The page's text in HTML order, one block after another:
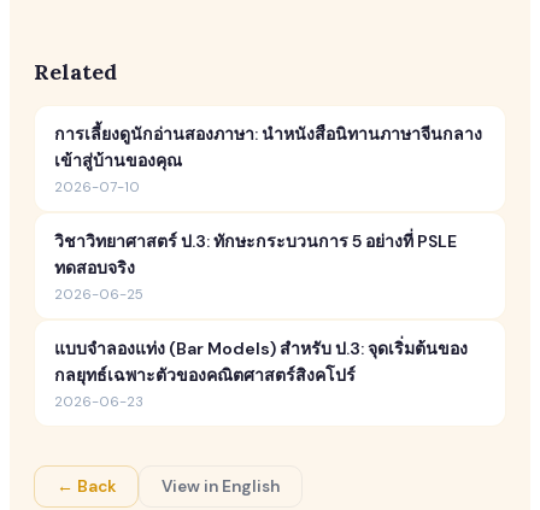
Related
การเลี้ยงดูนักอ่านสองภาษา: นำหนังสือนิทานภาษาจีนกลาง
เข้าสู่บ้านของคุณ
2026-07-10
วิชาวิทยาศาสตร์ ป.3: ทักษะกระบวนการ 5 อย่างที่ PSLE
ทดสอบจริง
2026-06-25
แบบจำลองแท่ง (Bar Models) สำหรับ ป.3: จุดเริ่มต้นของ
กลยุทธ์เฉพาะตัวของคณิตศาสตร์สิงคโปร์
2026-06-23
← Back View in English